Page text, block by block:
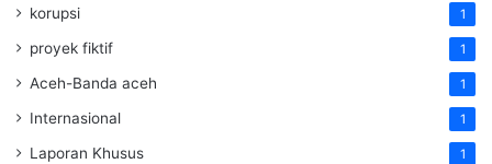
korupsi 1
proyek fiktif 1
Aceh-Banda aceh 1
Internasional 1
Laporan Khusus 1